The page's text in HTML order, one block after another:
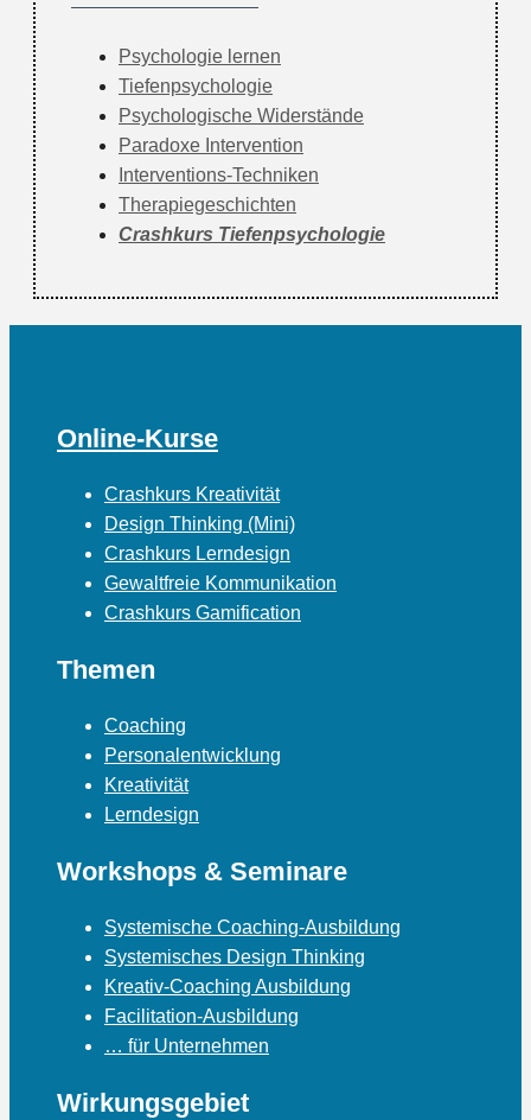
Psychologie lernen
Tiefenpsychologie
Psychologische Widerstände
Paradoxe Intervention
Interventions-Techniken
Therapiegeschichten
Crashkurs Tiefenpsychologie
Online-Kurse
Crashkurs Kreativität
Design Thinking (Mini)
Crashkurs Lerndesign
Gewaltfreie Kommunikation
Crashkurs Gamification
Themen
Coaching
Personalentwicklung
Kreativität
Lerndesign
Workshops & Seminare
Systemische Coaching-Ausbildung
Systemisches Design Thinking
Kreativ-Coaching Ausbildung
Facilitation-Ausbildung
… für Unternehmen
Wirkungsgebiet